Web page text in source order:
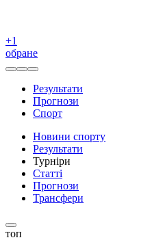
+1
обране
Результати
Прогнози
Спорт
Новини спорту
Результати
Турніри
Статті
Прогнози
Трансфери
топ